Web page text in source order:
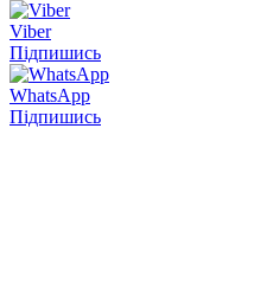
Viber
Підпишись
WhatsApp
Підпишись